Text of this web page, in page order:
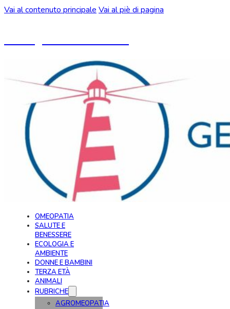
Vai al contenuto principale Vai al piè di pagina
OMEOPATIA
SALUTE E
BENESSERE
ECOLOGIA E
AMBIENTE
DONNE E BAMBINI
TERZA ETÀ
ANIMALI
RUBRICHE
AGROMEOPATIA